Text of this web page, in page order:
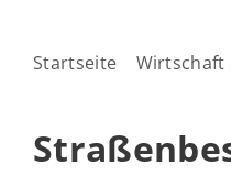
Startseite Wirtschaft